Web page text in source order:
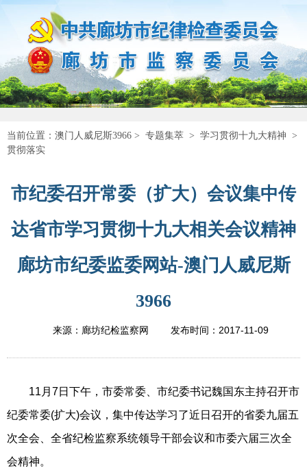
当前位置： 澳门人威尼斯3966 > 专题集萃 > 学习贯彻十九大精神 >
贯彻落实
市纪委召开常委（扩大）会议集中传
达省市学习贯彻十九大相关会议精神
廊坊市纪委监委网站-澳门人威尼斯
3966
来源：廊坊纪检监察网 发布时间： 2017-11-09
11月7日下午，市委常委、市纪委书记魏国东主持召开市
纪委常委(扩大)会议，集中传达学习了近日召开的省委九届五
次全会、全省纪检监察系统领导干部会议和市委六届三次全
会精神。